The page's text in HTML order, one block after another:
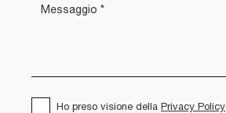
Ho preso visione della Privacy Policy